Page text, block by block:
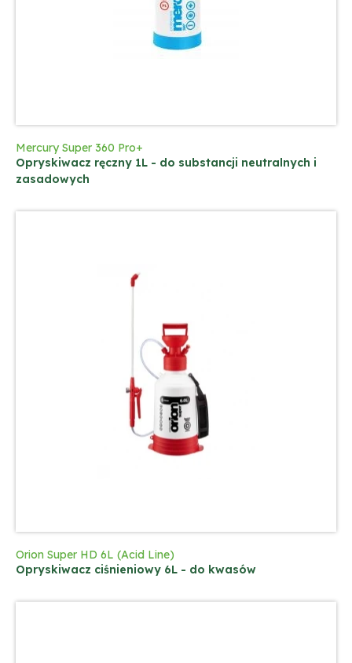
Mercury Super 360 Pro+
Opryskiwacz ręczny 1L - do substancji neutralnych i
zasadowych
Orion Super HD 6L (Acid Line)
Opryskiwacz ciśnieniowy 6L - do kwasów